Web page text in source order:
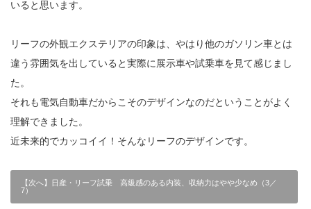
いると思います。
リーフの外観エクステリアの印象は、やはり他のガソリン車とは
違う雰囲気を出していると実際に展示車や試乗車を見て感じまし
た。
それも電気自動車だからこそのデザインなのだということがよく
理解できました。
近未来的でカッコイイ！そんなリーフのデザインです。
【次へ】日産・リーフ試乗 高級感のある内装、収納力はやや少なめ（3／
7）